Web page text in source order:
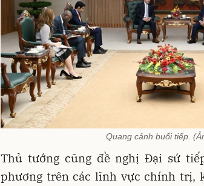
Quang cảnh buổi tiếp.
Thủ tướng cũng đề nghị Đại sứ
phương trên các lĩnh vực chính trị,